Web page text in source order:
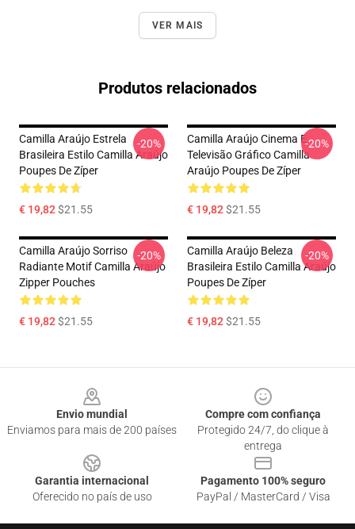
VER MAIS
Produtos relacionados
Camilla Araújo Estrela
Brasileira Estilo Camilla Araújo
Poupes De Zíper
€ 19,82$21.55
-20%
Camilla Araújo Cinema E
Televisão Gráfico Camilla
Araújo Poupes De Zíper
€ 19,82$21.55
-20%
Camilla Araújo Sorriso
Radiante Motif Camilla Araújo
Zipper Pouches
€ 19,82$21.55
-20%
Camilla Araújo Beleza
Brasileira Estilo Camilla Araújo
Poupes De Zíper
€ 19,82$21.55
-20%
Envio mundial
Enviamos para mais de 200 países
Compre com confiança
Protegido 24/7, do clique à
entrega
Garantia internacional
Oferecido no país de uso
Pagamento 100% seguro
PayPal / MasterCard / Visa